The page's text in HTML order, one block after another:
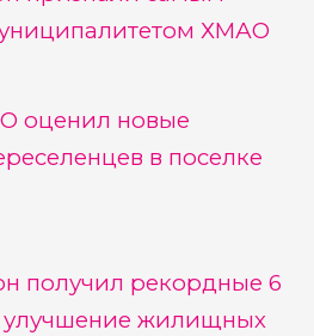
ХМАО
оценил новые
в поселке
получил рекордные 6
жилищных